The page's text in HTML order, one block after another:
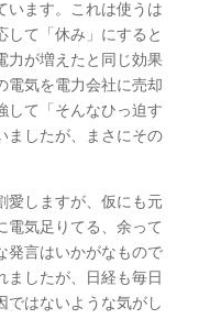
います。これは使うは
して「休み」にすると
力が増えたと同じ効果
電気を電力会社に売却
して「そんなひっ迫す
ましたが、まさにその
愛しますが、仮にも元
電気足りてる、余って
発言はいかがなもので
ましたが、日経も毎日
ではないような気がし